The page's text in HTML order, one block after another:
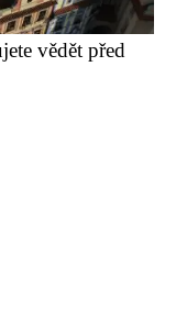
vědět před